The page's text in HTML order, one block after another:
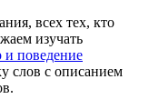
всех тех, кто
изучать
и поведение
слов с описанием